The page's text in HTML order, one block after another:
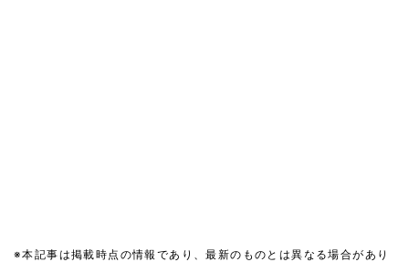
※本記事は掲載時点の情報であり、最新のものとは異なる場合があり